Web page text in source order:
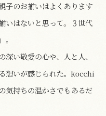
子のお揃いはよくあります
いはないと思って。３世代
い敬愛の心や、人と人、
想いが感じられた。kocchi
気持ちの温かさでもあるだ